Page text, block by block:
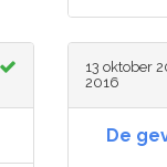
13 oktober
2016
De